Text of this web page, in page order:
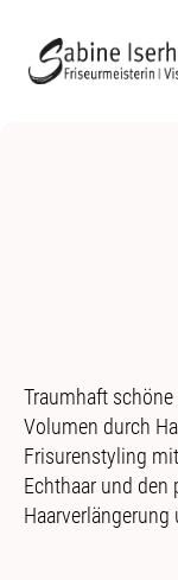
Traumhaft
Volumen durch
Frisurenstyling
Echthaar und